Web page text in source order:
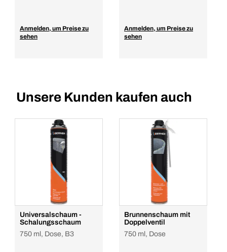
Anmelden, um Preise zu
sehen
Anmelden, um Preise zu
sehen
Unsere Kunden kaufen auch
Universalschaum -
Schalungsschaum
750 ml, Dose, B3
Brunnenschaum mit
Doppelventil
750 ml, Dose